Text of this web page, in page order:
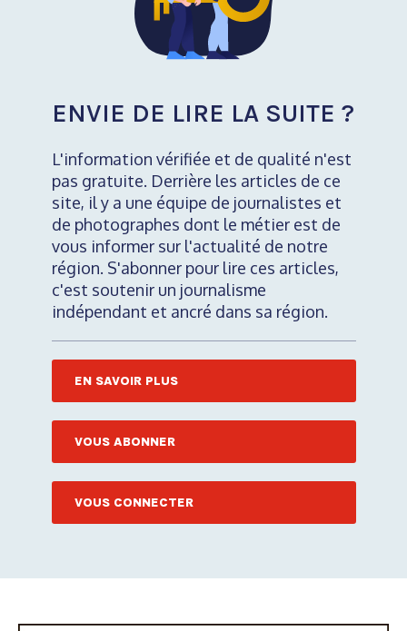
ENVIE DE LIRE LA SUITE ?
L'information vérifiée et de qualité n'est
pas gratuite. Derrière les articles de ce
site, il y a une équipe de journalistes et
de photographes dont le métier est de
vous informer sur l'actualité de notre
région. S'abonner pour lire ces articles,
c'est soutenir un journalisme
indépendant et ancré dans sa région.
EN SAVOIR PLUS
VOUS ABONNER
VOUS CONNECTER